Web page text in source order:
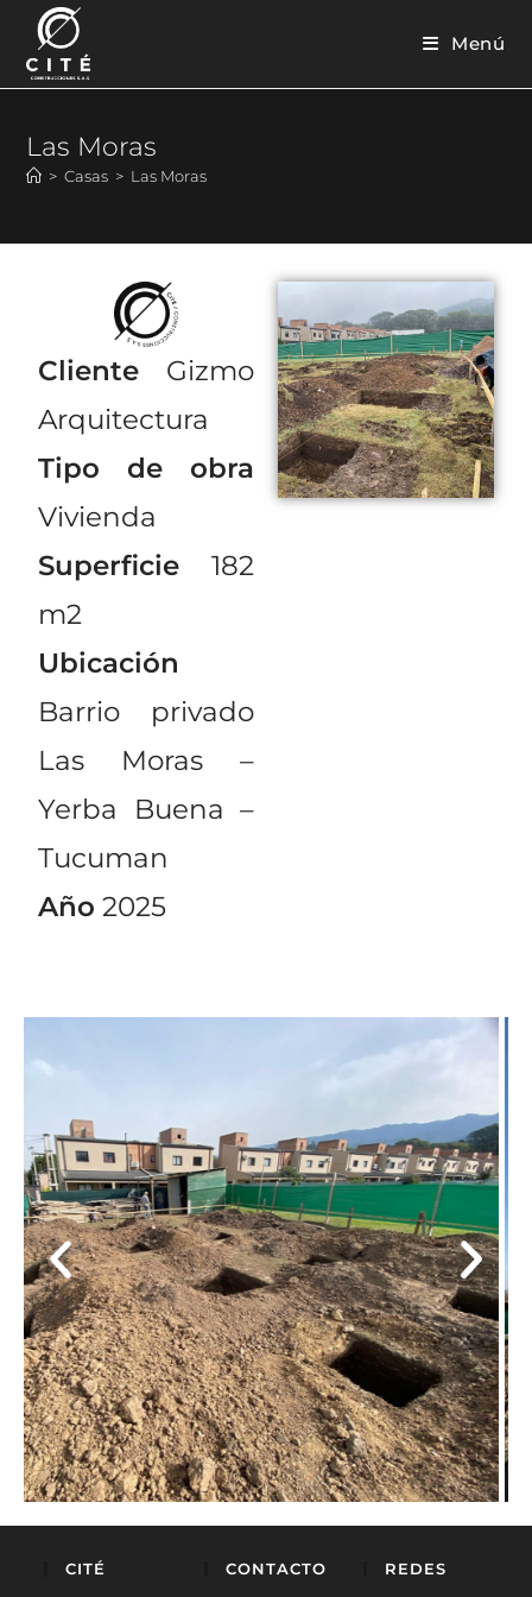
Menú
Las Moras
> Casas > Las Moras
Cliente Gizmo
Arquitectura
Tipo de obra
Vivienda
Superficie 182
m2
Ubicación
Barrio privado
Las Moras –
Yerba Buena –
Tucuman
Año 2025
CITÉ CONTACTO REDES